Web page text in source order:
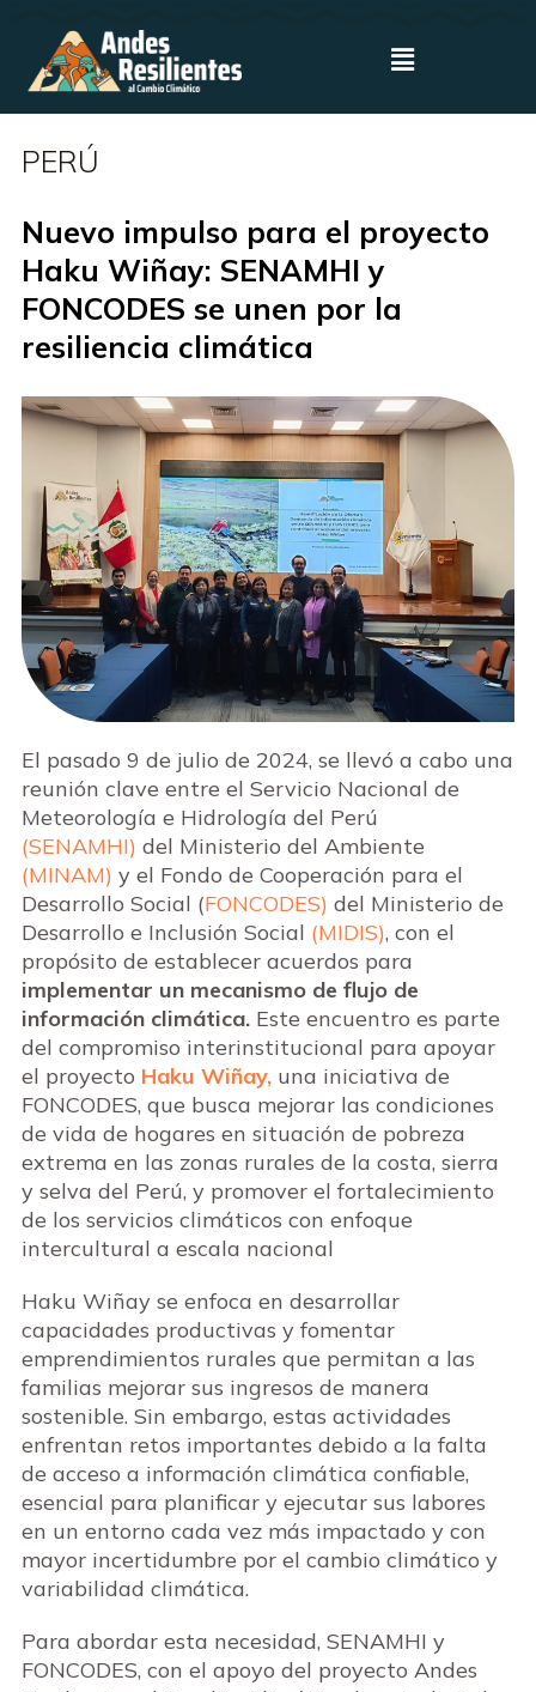
PERÚ
Nuevo impulso para el proyecto
Haku Wiñay: SENAMHI y
FONCODES se unen por la
resiliencia climática
El pasado 9 de julio de 2024, se llevó a cabo una
reunión clave entre el Servicio Nacional de
Meteorología e Hidrología del Perú
(SENAMHI) del Ministerio del Ambiente
(MINAM) y el Fondo de Cooperación para el
Desarrollo Social (FONCODES) del Ministerio de
Desarrollo e Inclusión Social (MIDIS), con el
propósito de establecer acuerdos para
implementar un mecanismo de flujo de
información climática.Este encuentro es parte
del compromiso interinstitucional para apoyar
el proyecto Haku Wiñay,una iniciativa de
FONCODES, que busca mejorar las condiciones
de vida de hogares en situación de pobreza
extrema en las zonas rurales de la costa, sierra
y selva del Perú, y promover el fortalecimiento
de los servicios climáticos con enfoque
intercultural a escala nacional
Haku Wiñay se enfoca en desarrollar
capacidades productivas y fomentar
emprendimientos rurales que permitan a las
familias mejorar sus ingresos de manera
sostenible. Sin embargo, estas actividades
enfrentan retos importantes debido a la falta
de acceso a información climática confiable,
esencial para planificar y ejecutar sus labores
en un entorno cada vez más impactado y con
mayor incertidumbre por el cambio climático y
variabilidad climática.
Para abordar esta necesidad, SENAMHI y
FONCODES, con el apoyo del proyecto Andes